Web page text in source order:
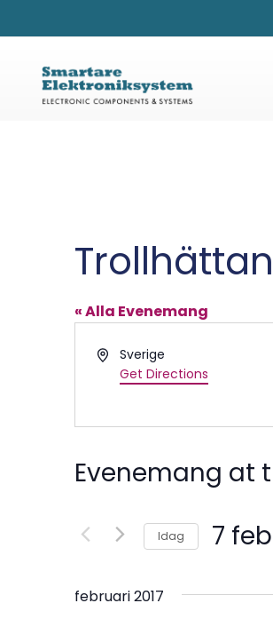
Trollhättan
« Alla Evenemang
Address
Sverige
Get Directions
Evenemang at
Idag 7
februari 2017